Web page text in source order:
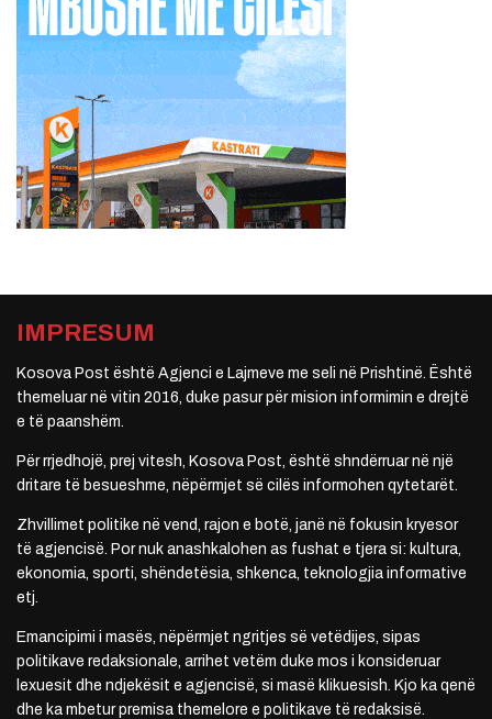
IMPRESUM
Kosova Post është Agjenci e Lajmeve me seli në Prishtinë. Është
themeluar në vitin 2016, duke pasur për mision informimin e drejtë
e të paanshëm.
Për rrjedhojë, prej vitesh, Kosova Post, është shndërruar në një
dritare të besueshme, nëpërmjet së cilës informohen qytetarët.
Zhvillimet politike në vend, rajon e botë, janë në fokusin kryesor
të agjencisë. Por nuk anashkalohen as fushat e tjera si: kultura,
ekonomia, sporti, shëndetësia, shkenca, teknologjia informative
etj.
Emancipimi i masës, nëpërmjet ngritjes së vetëdijes, sipas
politikave redaksionale, arrihet vetëm duke mos i konsideruar
lexuesit dhe ndjekësit e agjencisë, si masë klikuesish. Kjo ka qenë
dhe ka mbetur premisa themelore e politikave të redaksisë.